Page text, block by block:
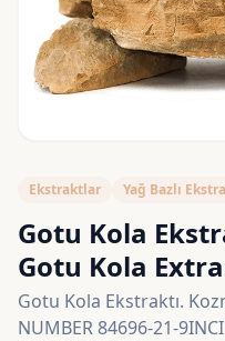
Ekstraktlar Yağ Bazlı
Gotu Kola
Gotu Kola
Gotu Kola Ekstraktı.
NUMBER 84696-21-